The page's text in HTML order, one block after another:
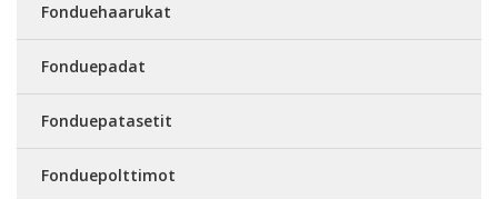
Fonduehaarukat
Fonduepadat
Fonduepatasetit
Fonduepolttimot